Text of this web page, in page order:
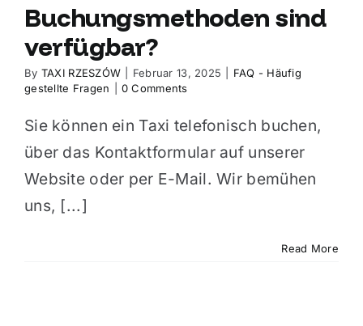
Buchungsmethoden sind
verfügbar?
By TAXI RZESZÓW Februar 13, 2025
FAQ - Häufig
gestellte Fragen
0 Comments
Sie können ein Taxi telefonisch buchen,
über das Kontaktformular auf unserer
Website oder per E-Mail. Wir bemühen
uns, [...]
Read More